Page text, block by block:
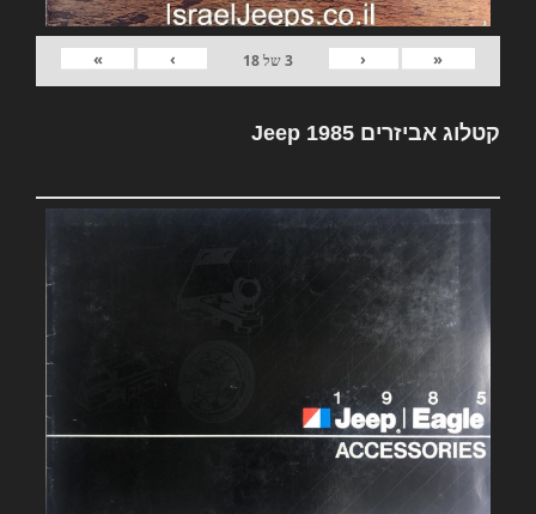
«
‹
3של18
›
»
קטלוג אביזרים Jeep 1985